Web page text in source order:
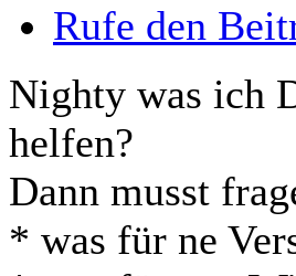
Rufe den
Nighty was ich
helfen?
Dann musst
* was für ne